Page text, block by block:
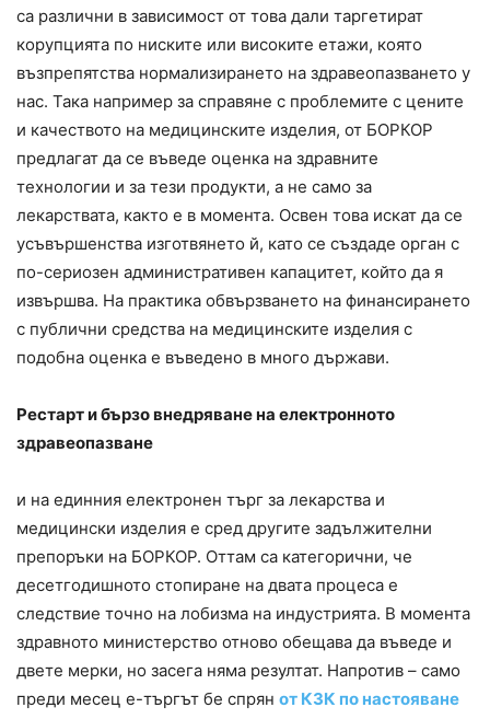
са различни в зависимост от това дали таргетират
корупцията по ниските или високите етажи, която
възпрепятства нормализирането на здравеопазването у
нас. Така например за справяне с проблемите с цените
и качеството на медицинските изделия, от БОРКОР
предлагат да се въведе оценка на здравните
технологии и за тези продукти, а не само за
лекарствата, както е в момента. Освен това искат да се
усъвършенства изготвянето й, като се създаде орган с
по-сериозен административен капацитет, който да я
извършва. На практика обвързването на финансирането
с публични средства на медицинските изделия с
подобна оценка е въведено в много държави.
Рестарт и бързо внедряване на електронното
здравеопазване
и на единния електронен търг за лекарства и
медицински изделия е сред другите задължителни
препоръки на БОРКОР. Оттам са категорични, че
десетгодишното стопиране на двата процеса е
следствие точно на лобизма на индустрията. В момента
здравното министерство отново обещава да въведе и
двете мерки, но засега няма резултат. Напротив – само
преди месец е-търгът бе спрян от КЗК по настояване